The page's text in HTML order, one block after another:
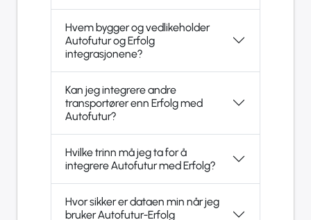
Hvem bygger og vedlikeholder
Autofutur og Erfolg
integrasjonene?
Kan jeg integrere andre
transportører enn Erfolg med
Autofutur?
Hvilke trinn må jeg ta for å
integrere Autofutur med Erfolg?
Hvor sikker er dataen min når jeg
bruker Autofutur-Erfolg